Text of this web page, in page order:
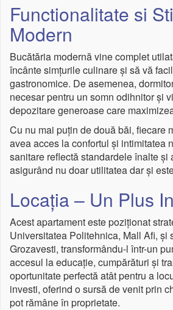
Functionalitate si
Modern
Bucătăria modernă vine complet
încânte simțurile culinare și să vă
gastronomice. De asemenea,
necesar pentru un somn odihnitor și
depozitare generoase care
Cu nu mai puțin de două băi, fiecare
avea acces la confortul și intimitatea
sanitare reflectă standardele înalte și
asigurând nu doar utilitatea dar și
Locația – Un Plus
Acest apartament este poziționat
Universitatea Politehnica, Mall Afi, și
Grozavesti, transformându-l într-un
accesul la educație, cumpărături și
oportunitate perfectă atât pentru a
investi, oferind o sursă de venit prin
pot rămâne în proprietate.